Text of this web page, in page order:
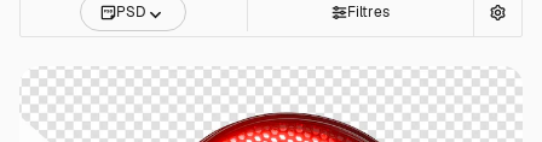
PSD Filtres